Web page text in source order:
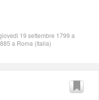
19 settembre 1799 a
a Roma (Italia)